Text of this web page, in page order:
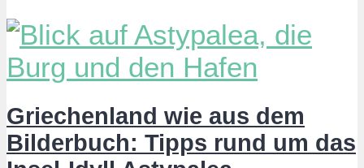
Griechenland wie aus dem
Bilderbuch: Tipps rund um das